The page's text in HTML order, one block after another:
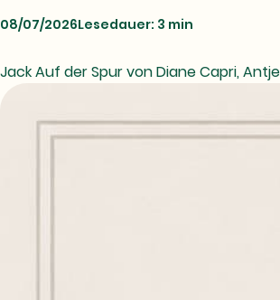
08/07/2026Lesedauer: 3 min
Jack Auf der Spur von Diane Capri,